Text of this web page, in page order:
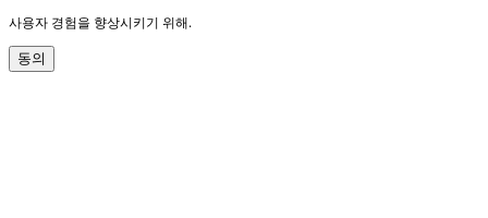
사용자 경험을 향상시키기 위해.
동의